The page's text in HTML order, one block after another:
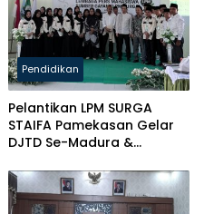
Pendidikan
Pelantikan LPM SURGA
STAIFA Pamekasan Gelar
DJTD Se-Madura &